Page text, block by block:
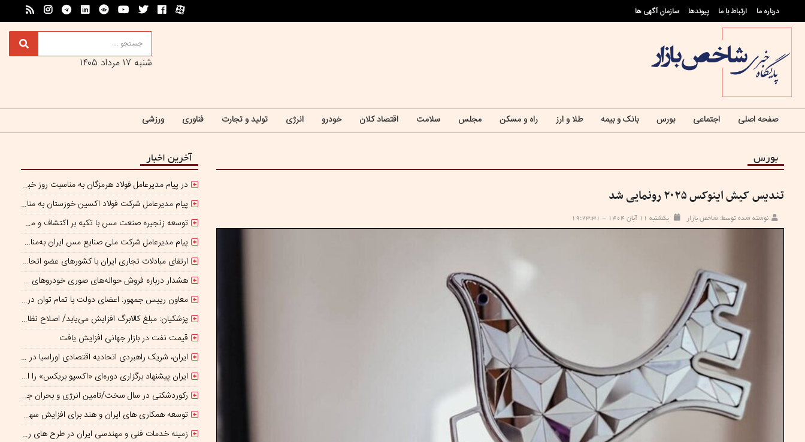
درباره ما ارتباط با ما پيوندها سازمان آگهی ها
شنبه ۱۷ مرداد ۱۴۰۵
صفحه اصلی اجتماعی بورس بانک و بیمه طلا و ارز راه و مسکن مجلس سلامت اقتصاد کلان خودرو انرژی تولید و تجارت فناوری ورزشی
بورس
تندیس کیش اینوکس ۲۰۲۵ رونمایی شد
نوشته شده توسط: شاخص بازار یکشنبه ۱۱ آبان ۱۴۰۴ - ۱۹:۲۳:۳۱
آخرین اخبار
در پیام مدیرعامل فولاد هرمزگان به مناسبت روز خبرنگار مطرح شد
پیام مدیرعامل شرکت فولاد اکسین خوزستان به مناسبت روز خبرنگار
توسعه زنجیره صنعت مس با تکیه بر اکتشاف و مدل‌های نوین تأمین مالی
پیام مدیرعامل شرکت ملی صنایع مس ایران به‌مناسبت «روز خبرنگار»
ارتقای مبادلات تجاری ایران با کشورهای عضو اتحادیه اقتصادی اوراسیا
هشدار درباره فروش حواله‌های صوری خودروهای وارداتی
معاون رییس جمهور: اعضای دولت با تمام توان در کنار رئیس جمهوری برای ایران ایستاده‌اند
پزشکیان: مبلغ کالابرگ افزایش می‌یابد/ اصلاح نظام بانکی ادامه دارد
قیمت نفت در بازار جهانی افزایش یافت
ایران، شریک راهبردی اتحادیه اقتصادی اوراسیا در مسیر توسعه تجارت و همگرایی منطقه‌ای
ایران پیشنهاد برگزاری دوره‌ای «اکسپو بریکس» را ارائه کرد
رکوردشکنی در سال سخت/تامین انرژی و بحران جنگ
توسعه همکاری های ایران و هند برای افزایش سهم مبادلات تجاری
زمینه خدمات فنی و مهندسی ایران در طرح های روسیه تسهیل شود/ جذب سرمایه‌گذاران روسی در معادن ایران